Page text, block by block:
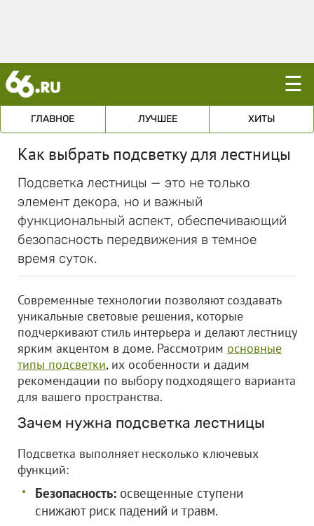
☰
ГЛАВНОЕ ЛУЧШЕЕ ХИТЫ
Как выбрать подсветку для лестницы
Подсветка лестницы — это не только
элемент декора, но и важный
функциональный аспект, обеспечивающий
безопасность передвижения в темное
время суток.
Современные технологии позволяют создавать
уникальные световые решения, которые
подчеркивают стиль интерьера и делают лестницу
ярким акцентом в доме. Рассмотрим основные
типы подсветки, их особенности и дадим
рекомендации по выбору подходящего варианта
для вашего пространства.
Зачем нужна подсветка лестницы
Подсветка выполняет несколько ключевых
функций:
Безопасность: освещенные ступени
снижают риск падений и травм.